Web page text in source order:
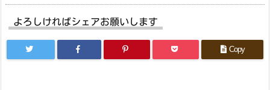
よろしければシェアお願いします
Copy